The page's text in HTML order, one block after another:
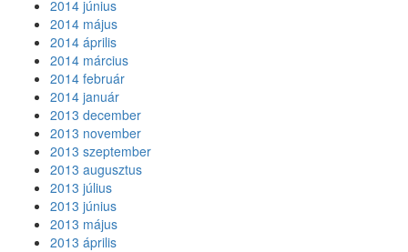
2014 június
2014 május
2014 április
2014 március
2014 február
2014 január
2013 december
2013 november
2013 szeptember
2013 augusztus
2013 július
2013 június
2013 május
2013 április